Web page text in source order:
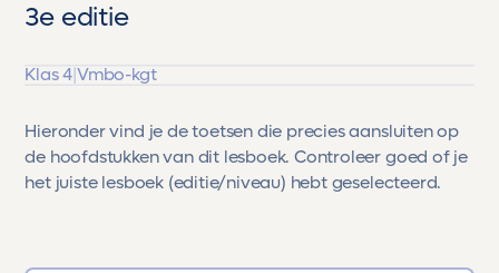
3e editie
Klas 4|Vmbo-kgt
Hieronder vind je de toetsen die precies aansluiten op
de hoofdstukken van dit lesboek. Controleer goed of je
het juiste lesboek (editie/niveau) hebt geselecteerd.